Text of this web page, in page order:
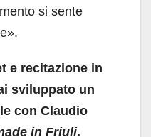
si sente
e recitazione in
sviluppato un
con Claudio
in Friuli.